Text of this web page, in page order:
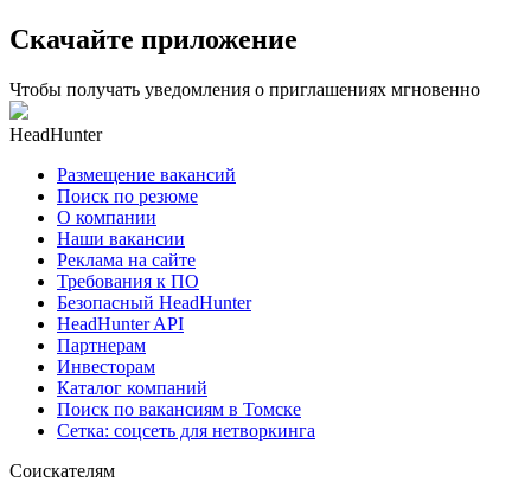
Скачайте приложение
Чтобы получать уведомления о приглашениях мгновенно
HeadHunter
Размещение вакансий
Поиск по резюме
О компании
Наши вакансии
Реклама на сайте
Требования к ПО
Безопасный HeadHunter
HeadHunter API
Партнерам
Инвесторам
Каталог компаний
Поиск по вакансиям в Томске
Сетка: соцсеть для нетворкинга
Соискателям